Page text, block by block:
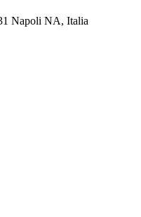
Napoli NA, Italia